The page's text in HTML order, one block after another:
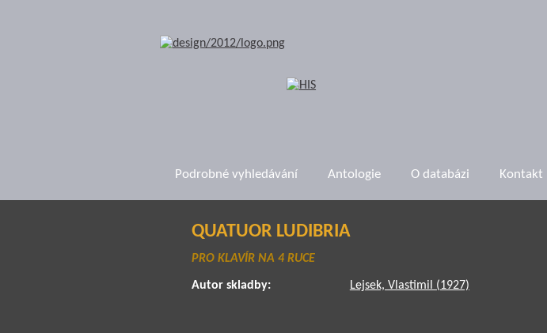
Podrobné vyhledávání Antologie O databázi Kontakt
QUATUOR LUDIBRIA
PRO KLAVÍR NA 4 RUCE
Autor skladby: Lejsek, Vlastimil (1927)